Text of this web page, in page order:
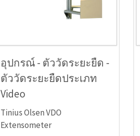
อุปกรณ์ - ตัววัดระยะยืด -
ตัววัดระยะยืดประเภท
Video
Tinius Olsen VDO
Extensometer